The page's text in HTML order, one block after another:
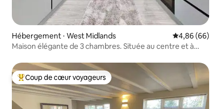
Hébergement ⋅ West Midlands Évaluation
4,86 (66)
Maison élégante de 3 chambres. Située au centre et à
Coups de cœur voyageurs les plus appréciés
Coup de cœur voyageurs